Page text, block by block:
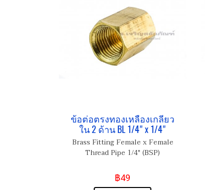
ข้อต่อตรงทองเหลืองเกลียว
ใน 2 ด้าน BL 1/4" x 1/4"
Brass Fitting Female x Female
Thread Pipe 1/4" (BSP)
฿49